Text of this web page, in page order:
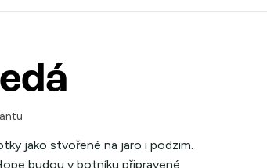
jako stvořené na jaro i podzim.
budou v botníku připravené